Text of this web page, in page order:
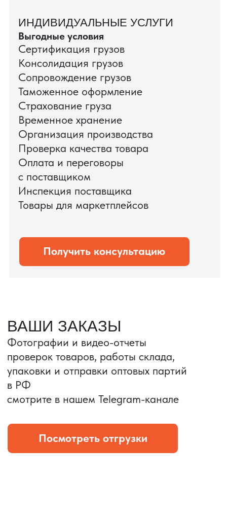
КЕЙС ПАО «РОСТЕЛЕКОМ»
ПАО «Ростелеком» доверяет нам полный
цикл международных поставок — от
поиска и проверки поставщиков до
доставки оборудования.
Мы обеспечили полный цикл работ:
проверку продукции, логистику,
таможенное оформление и контроль
сроков. В результате все товары были
доставлены точно в срок и без
дополнительных рисков.
PRO TORG — проверенный партнёр по
международной логистике для ведущих
федеральных компаний.
Портативные колонки
Колонка с шнуром
зарядным, без коробки
и ложемента (эвы).
Магнитная зарядка 3в1.
15w.
Комплект: устройство +
провод Type C.
КОНТРОЛЬ КАЧЕСТВА
Проверка по ТЗ включает: